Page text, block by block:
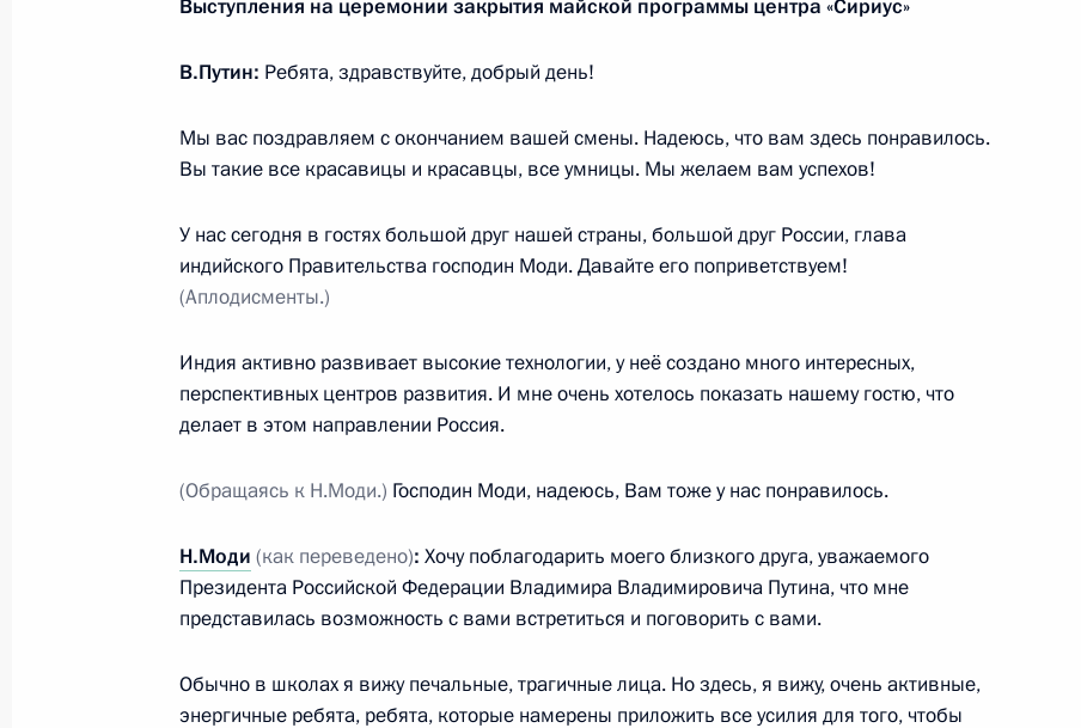
5 октября 2018 года, 14:00
Встреча с воспитанниками центра «Сириус» и одарёнными
5 октября 2018 года, 13:30
Заявления для прессы по итогам российско-индийских
переговоров
5 октября 2018 года, 12:20
Российско-индийские переговоры
5 октября 2018 года, 12:15
Визит в Индию
Выступления на церемонии закрытия майской программы центра «Сириус»
В.Путин: Ребята, здравствуйте, добрый день!
Мы вас поздравляем с окончанием вашей смены. Надеюсь, что вам здесь понравилось.
Вы такие все красавицы и красавцы, все умницы. Мы желаем вам успехов!
У нас сегодня в гостях большой друг нашей страны, большой друг России, глава
индийского Правительства господин Моди. Давайте его поприветствуем!
(Аплодисменты.)
Индия активно развивает высокие технологии, у неё создано много интересных,
перспективных центров развития. И мне очень хотелось показать нашему гостю, что
делает в этом направлении Россия.
(Обращаясь к Н.Моди.) Господин Моди, надеюсь, Вам тоже у нас понравилось.
Н.Моди (как переведено): Хочу поблагодарить моего близкого друга, уважаемого
Президента Российской Федерации Владимира Владимировича Путина, что мне
представилась возможность с вами встретиться и поговорить с вами.
Обычно в школах я вижу печальные, трагичные лица. Но здесь, я вижу, очень активные,
энергичные ребята, ребята, которые намерены приложить все усилия для того, чтобы